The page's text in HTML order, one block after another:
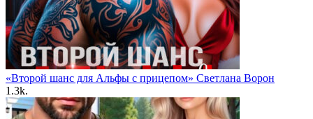
«Второй шанс для Альфы с прицепом» Светлана Ворон
1.3k.